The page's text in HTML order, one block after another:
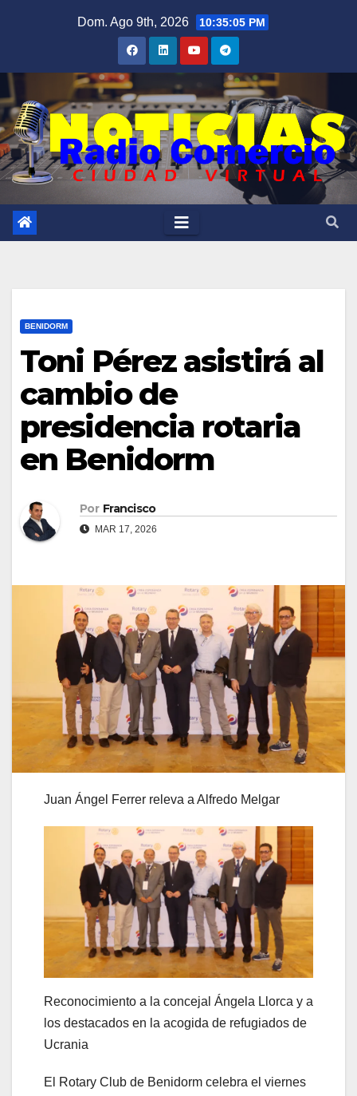
Dom. Ago 9th, 2026 10:35:06 PM
BENIDORM
Toni Pérez asistirá al
cambio de
presidencia rotaria
en Benidorm
Por Francisco
MAR 17, 2026
Juan Ángel Ferrer releva a Alfredo Melgar
Reconocimiento a la concejal Ángela Llorca y a
los destacados en la acogida de refugiados de
Ucrania
El Rotary Club de Benidorm celebra el viernes